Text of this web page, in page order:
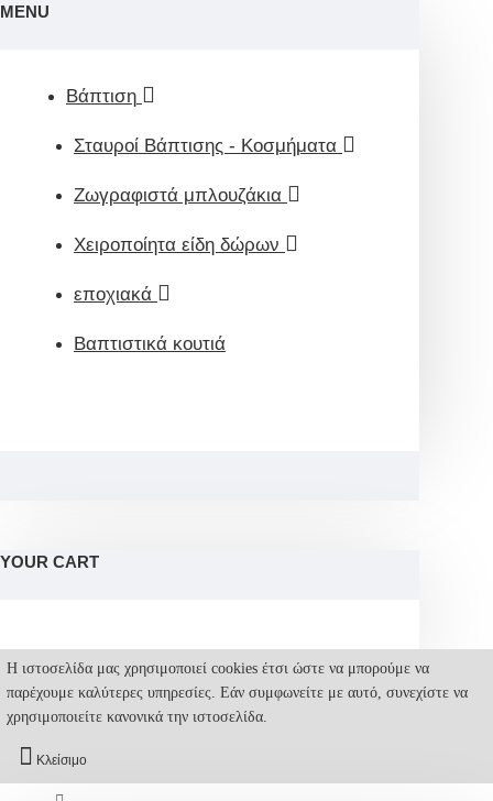
MENU
Βάπτιση
Σταυροί Βάπτισης - Κοσμήματα
Ζωγραφιστά μπλουζάκια
Χειροποίητα είδη δώρων
εποχιακά
Βαπτιστικά κουτιά
YOUR CART
Η ιστοσελίδα μας χρησιμοποιεί cookies έτσι ώστε να μπορούμε να
παρέχουμε καλύτερες υπηρεσίες. Εάν συμφωνείτε με αυτό, συνεχίστε να
χρησιμοποιείτε κανονικά την ιστοσελίδα.
Κλείσιμο